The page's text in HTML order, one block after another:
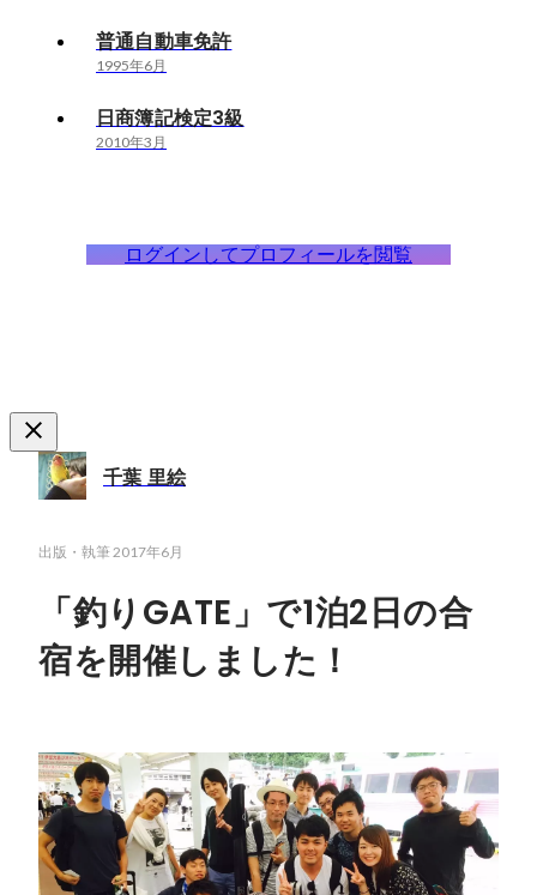
普通自動車免許
1995年6月
日商簿記検定3級
2010年3月
ログインしてプロフィールを閲覧
千葉 里絵
出版・執筆2017年6月
「釣りGATE」で1泊2日の合
宿を開催しました！